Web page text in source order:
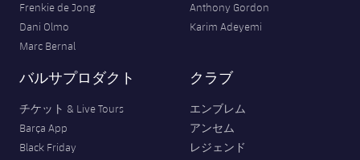
Frenkie de Jong
Dani Olmo
Marc Bernal
Anthony Gordon
Karim Adeyemi
バルサプロダクト
チケット & Live Tours
Barça App
Black Friday
クラブ
エンブレム
アンセム
レジェンド